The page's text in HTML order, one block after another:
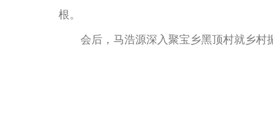
根。
会后，马浩源深入聚宝乡黑顶村就乡村